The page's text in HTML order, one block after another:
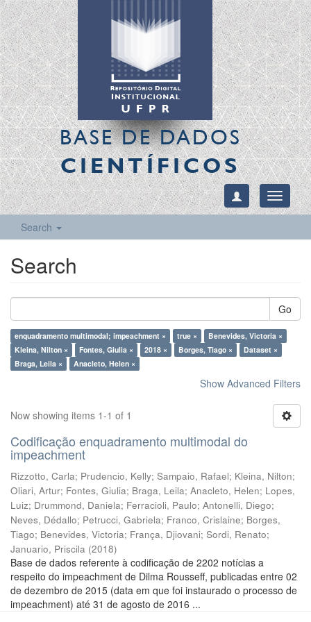
BASE DE DADOS
CIENTÍFICOS
Toggle
Search
Search
Go
enquadramento multimodal; impeachment × true ×
Benevides, Victoria ×
Kleina, Nilton ×
Fontes, Giulia × 2018 × Borges, Tiago ×
Dataset ×
Braga, Leila ×
Anacleto, Helen ×
Show Advanced Filters
Now showing items 1-1 of 1
Codificação enquadramento multimodal do
impeachment
Rizzotto, Carla; Prudencio, Kelly; Sampaio, Rafael; Kleina, Nilton;
Oliari, Artur; Fontes, Giulia; Braga, Leila; Anacleto, Helen; Lopes,
Luiz; Drummond, Daniela; Ferracioli, Paulo; Antonelli, Diego;
Neves, Dédallo; Petrucci, Gabriela; Franco, Crislaine; Borges,
Tiago; Benevides, Victoria; França, Djiovani; Sordi, Renato;
Januario, Priscila (2018)
Base de dados referente à codificação de 2202 notícias a
respeito do impeachment de Dilma Rousseff, publicadas entre 02
de dezembro de 2015 (data em que foi instaurado o processo de
impeachment) até 31 de agosto de 2016 ...